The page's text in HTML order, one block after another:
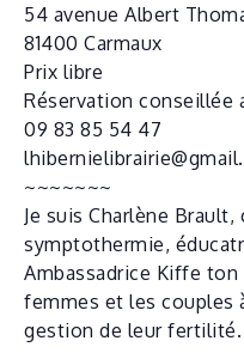
54 avenue Albert
81400 Carmaux
Prix libre
Réservation conseillée
09 83 85 54 47
~~~~~~~
Je suis Charlène
symptothermie,
Ambassadrice Kiffe ton
femmes et les couples
gestion de leur fertilité.